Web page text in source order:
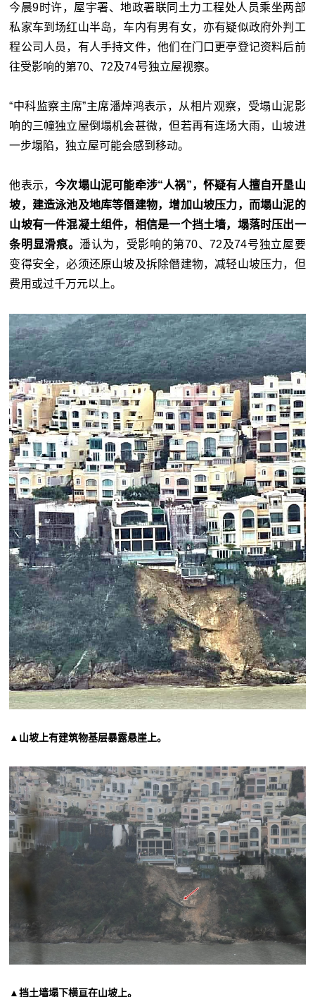
今晨9时许，屋宇署、地政署联同土力工程处人员乘坐两部
私家车到场红山半岛，车内有男有女，亦有疑似政府外判工
程公司人员，有人手持文件，他们在门口更亭登记资料后前
往受影响的第70、72及74号独立屋视察。
“中科监察主席”主席潘焯鸿表示，从相片观察，受塌山泥影
响的三幢独立屋倒塌机会甚微，但若再有连场大雨，山坡进
一步塌陷，独立屋可能会感到移动。
他表示，今次塌山泥可能牵涉“人祸”，怀疑有人擅自开垦山
坡，建造泳池及地库等僭建物，增加山坡压力，而塌山泥的
山坡有一件混凝土组件，相信是一个挡土墙，塌落时压出一
条明显滑痕。 潘认为，受影响的第70、72及74号独立屋要
变得安全，必须还原山坡及拆除僭建物，减轻山坡压力，但
费用或过千万元以上。
▲山坡上有建筑物基层暴露悬崖上。
▲挡土墙塌下横亘在山坡上。